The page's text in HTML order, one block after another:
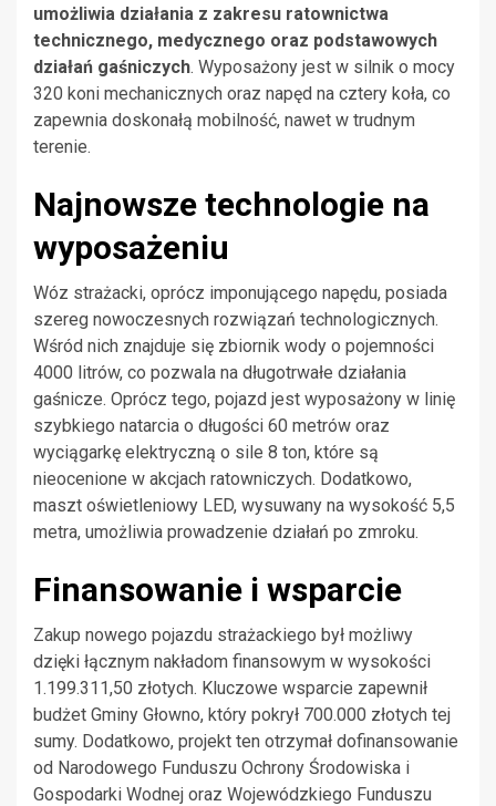
umożliwia działania z zakresu ratownictwa
technicznego, medycznego oraz podstawowych
działań gaśniczych. Wyposażony jest w silnik o mocy
320 koni mechanicznych oraz napęd na cztery koła, co
zapewnia doskonałą mobilność, nawet w trudnym
terenie.
Najnowsze technologie na
wyposażeniu
Wóz strażacki, oprócz imponującego napędu, posiada
szereg nowoczesnych rozwiązań technologicznych.
Wśród nich znajduje się zbiornik wody o pojemności
4000 litrów, co pozwala na długotrwałe działania
gaśnicze. Oprócz tego, pojazd jest wyposażony w linię
szybkiego natarcia o długości 60 metrów oraz
wyciągarkę elektryczną o sile 8 ton, które są
nieocenione w akcjach ratowniczych. Dodatkowo,
maszt oświetleniowy LED, wysuwany na wysokość 5,5
metra, umożliwia prowadzenie działań po zmroku.
Finansowanie i wsparcie
Zakup nowego pojazdu strażackiego był możliwy
dzięki łącznym nakładom finansowym w wysokości
1.199.311,50 złotych. Kluczowe wsparcie zapewnił
budżet Gminy Głowno, który pokrył 700.000 złotych tej
sumy. Dodatkowo, projekt ten otrzymał dofinansowanie
od Narodowego Funduszu Ochrony Środowiska i
Gospodarki Wodnej oraz Wojewódzkiego Funduszu